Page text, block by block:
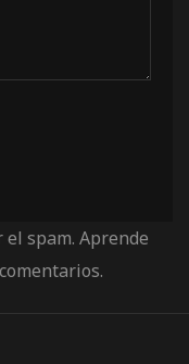
spam. Aprende